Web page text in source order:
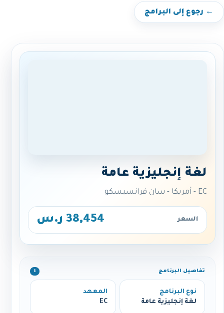
← رجوع إلى البرامج
لغة إنجليزية عامة
EC - أمريكا - سان فرانسيسكو
السعر 38,454 ر.س
تفاصيل البرنامج ℹ️
نوع البرنامج
لغة إنجليزية عامة
المعهد
EC